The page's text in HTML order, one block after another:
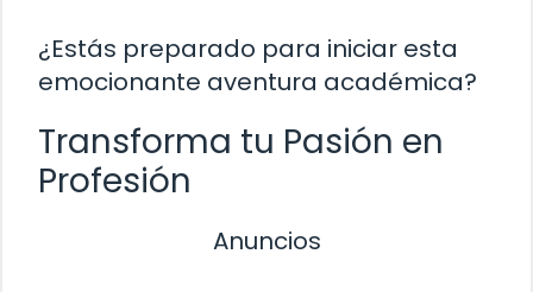
¿Estás preparado para iniciar esta
emocionante aventura académica?
Transforma tu Pasión en
Profesión
Anuncios